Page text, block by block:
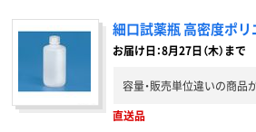
細口試薬瓶 高密度ポ
お届け日：8月27日（木）まで
容量・販売単位違いの商品
直送品